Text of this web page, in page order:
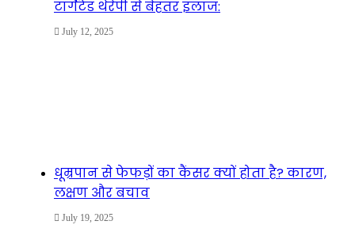
टार्गेटेड थेरेपी से बेहतर इलाज:
July 12, 2025
धूम्रपान से फेफड़ों का कैंसर क्यों होता है? कारण,
लक्षण और बचाव
July 19, 2025